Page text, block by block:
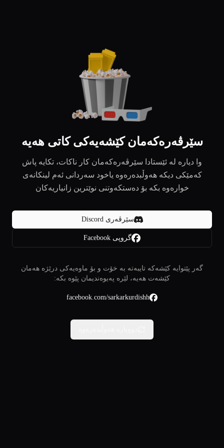
سێرڤەرەکەمان کێشەیەکی کاتی هەیە
وا دیارە لە ئێستادا سێرڤەرەکەمان کار ناکات، تکایە پاش
کەمێکی دیکە هەوڵبدەرەوە یاخود سەردانی ئەم لینکانەی
خوارەوە بکە بۆ دەستکەوتنی نوێترین زانیاریەکان
سێرڤەری Discord
گروپی Facebook
گەر پێتوایە کێشەکە تایبەتە بە خۆت و بۆ ماوەیەکی درێژە هەمان
کێشەت هەیە، لێرە پەیوەندیمان پێوە بکە:
facebook.com/sarkarkurdishh